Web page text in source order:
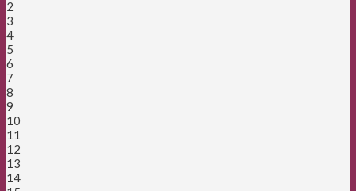
2
3
4
5
6
7
8
9
10
11
12
13
14